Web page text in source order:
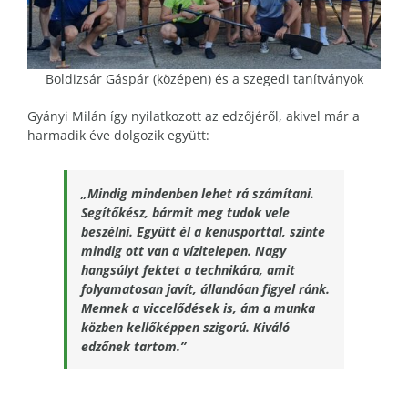
Boldizsár Gáspár (középen) és a szegedi tanítványok
Gyányi Milán így nyilatkozott az edzőjéről, akivel már a
harmadik éve dolgozik együtt:
„Mindig mindenben lehet rá számítani.
Segítőkész, bármit meg tudok vele
beszélni. Együtt él a kenusporttal, szinte
mindig ott van a vízitelepen. Nagy
hangsúlyt fektet a technikára, amit
folyamatosan javít, állandóan figyel ránk.
Mennek a viccelődések is, ám a munka
közben kellőképpen szigorú. Kiváló
edzőnek tartom.”